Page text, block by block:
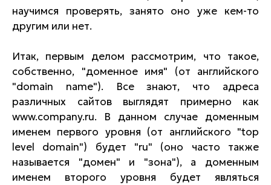
научимся проверять, занято оно уже кем-то
другим или нет.
Итак, первым делом рассмотрим, что такое,
собственно, "доменное имя" (от английского
"domain name"). Все знают, что адреса
различных сайтов выглядят примерно как
www.company.ru. В данном случае доменным
именем первого уровня (от английского "top
level domain") будет "ru" (оно часто также
называется "домен" и "зона"), а доменным
именем второго уровня будет являться